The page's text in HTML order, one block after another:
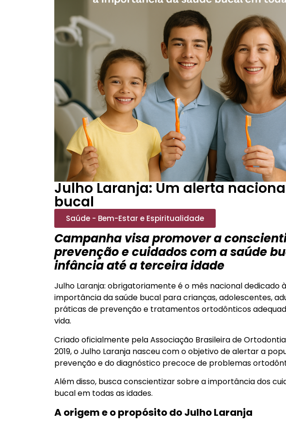
Julho Laranja: Um alerta
bucal
Saúde - Bem-Estar e Espiritualidade
Campanha visa promover a
prevenção e cuidados com a saúde
infância até a terceira idade
Julho Laranja: obrigatoriamente é o mês nacional dedicado
importância da saúde bucal para crianças, adolescentes,
práticas de prevenção e tratamentos ortodônticos
vida.
Criado oficialmente pela Associação Brasileira de
2019, o Julho Laranja nasceu com o objetivo de alertar a
prevenção e do diagnóstico precoce de problemas
Além disso, busca conscientizar sobre a importância dos
bucal em todas as idades.
A origem e o propósito do Julho Laranja